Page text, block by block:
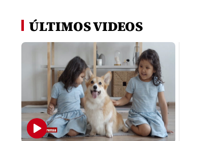
secondsVolume
0%
ÚLTIMOS VIDEOS